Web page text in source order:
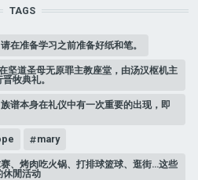
TAGS
在准备学习之前准备好纸和笔。
坚道圣母无原罪主教座堂，由汤汉枢机主
牧典礼。
谱本身在礼仪中有一次重要的出现，即
mary
、烤肉吃火锅、打排球篮球、逛街…这些
休閒活动